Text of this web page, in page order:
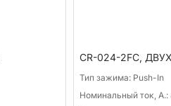
CR-024-2FC,
Тип зажима: Push-In
Номинальный ток, А.: